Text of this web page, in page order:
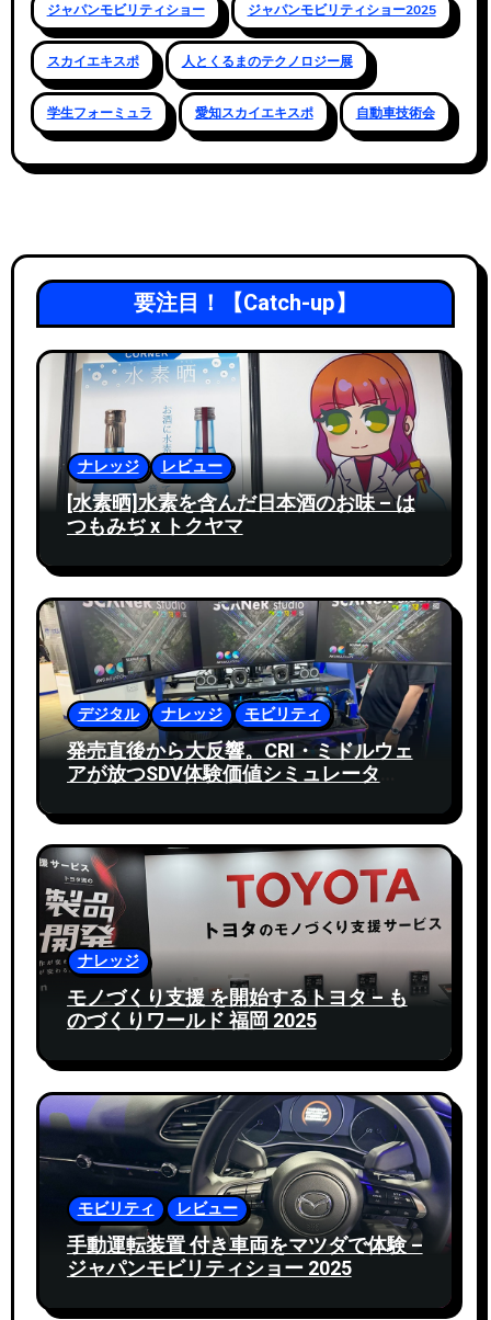
ジャパンモビリティショー ジャパンモビリティショー2025
スカイエキスポ 人とくるまのテクノロジー展
学生フォーミュラ 愛知スカイエキスポ 自動車技術会
要注目！【Catch-up】
ナレッジ レビュー
[水素晒]水素を含んだ日本酒のお味 – は
つもみぢ x トクヤマ
デジタル ナレッジ モビリティ
発売直後から大反響。CRI・ミドルウェ
アが放つSDV体験価値シミュレータ
ナレッジ
モノづくり支援 を開始するトヨタ – も
のづくりワールド 福岡 2025
モビリティ レビュー
手動運転装置 付き車両をマツダで体験 –
ジャパンモビリティショー 2025